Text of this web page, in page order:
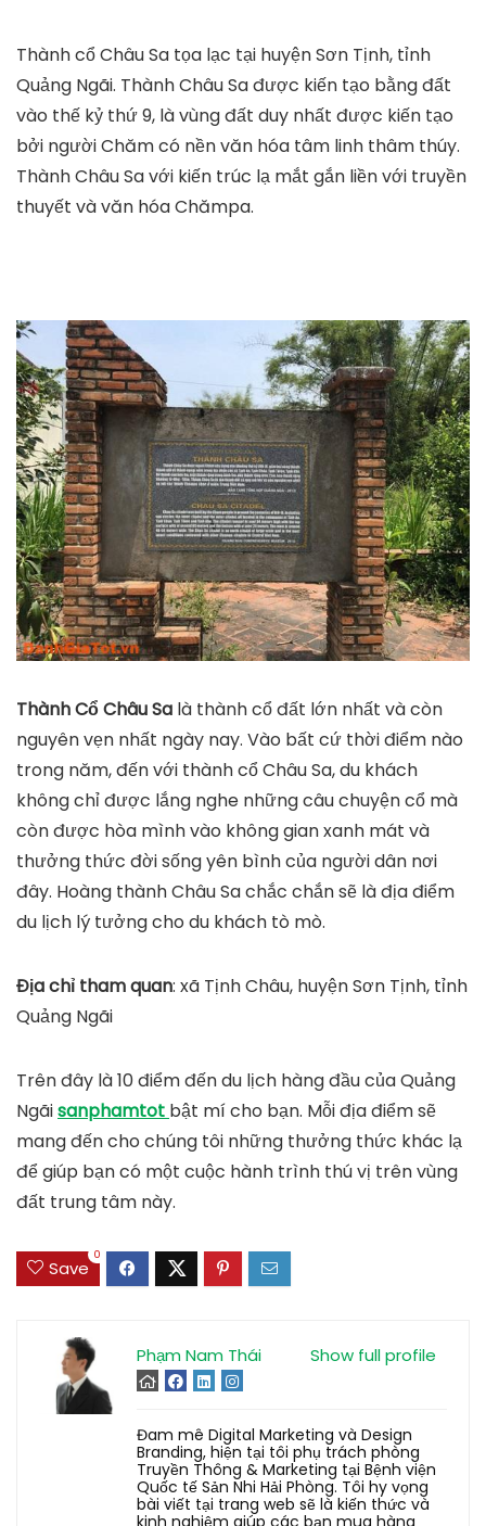
Thành cổ Châu Sa tọa lạc tại huyện Sơn Tịnh, tỉnh
Quảng Ngãi. Thành Châu Sa được kiến tạo bằng đất
vào thế kỷ thứ 9, là vùng đất duy nhất được kiến tạo
bởi người Chăm có nền văn hóa tâm linh thâm thúy.
Thành Châu Sa với kiến trúc lạ mắt gắn liền với truyền
thuyết và văn hóa Chămpa.
Thành Cổ Châu Sa là thành cổ đất lớn nhất và còn
nguyên vẹn nhất ngày nay. Vào bất cứ thời điểm nào
trong năm, đến với thành cổ Châu Sa, du khách
không chỉ được lắng nghe những câu chuyện cổ mà
còn được hòa mình vào không gian xanh mát và
thưởng thức đời sống yên bình của người dân nơi
đây. Hoàng thành Châu Sa chắc chắn sẽ là địa điểm
du lịch lý tưởng cho du khách tò mò.
Địa chỉ tham quan: xã Tịnh Châu, huyện Sơn Tịnh, tỉnh
Quảng Ngãi
Trên đây là 10 điểm đến du lịch hàng đầu của Quảng
Ngãisanphamtot bật mí cho bạn. Mỗi địa điểm sẽ
mang đến cho chúng tôi những thưởng thức khác lạ
để giúp bạn có một cuộc hành trình thú vị trên vùng
đất trung tâm này.
Save
0
Show full profile
Phạm Nam Thái
Đam mê Digital Marketing và Design
Branding, hiện tại tôi phụ trách phòng
Truyền Thông & Marketing tại Bệnh viện
Quốc tế Sản Nhi Hải Phòng. Tôi hy vọng
bài viết tại trang web sẽ là kiến thức và
kinh nghiệm giúp các bạn mua hàng